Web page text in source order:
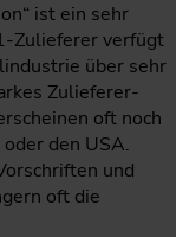
ist ein sehr
Zulieferer verfügt
über sehr
Zulieferer-
oft noch
den USA.
und
oft die